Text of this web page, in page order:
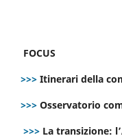
FOCUS
>>> Itinerari della
>>> Osservatorio
>>> La transizione: